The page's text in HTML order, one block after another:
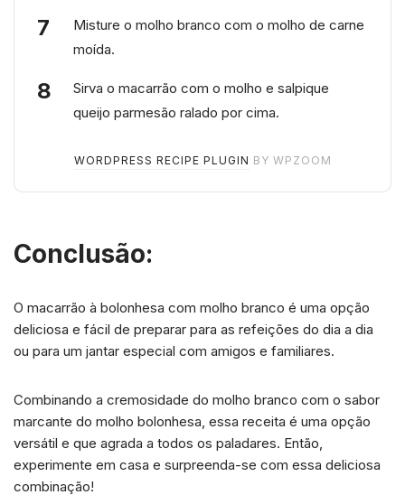
Misture o molho branco com o molho de carne
moída.
Sirva o macarrão com o molho e salpique
queijo parmesão ralado por cima.
WORDPRESS RECIPE PLUGIN BY WPZOOM
Conclusão:
O macarrão à bolonhesa com molho branco é uma opção
deliciosa e fácil de preparar para as refeições do dia a dia
ou para um jantar especial com amigos e familiares.
Combinando a cremosidade do molho branco com o sabor
marcante do molho bolonhesa, essa receita é uma opção
versátil e que agrada a todos os paladares. Então,
experimente em casa e surpreenda-se com essa deliciosa
combinação!